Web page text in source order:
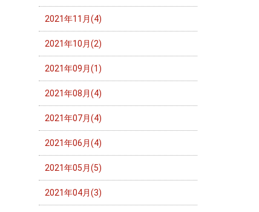
2021年11月(4)
2021年10月(2)
2021年09月(1)
2021年08月(4)
2021年07月(4)
2021年06月(4)
2021年05月(5)
2021年04月(3)